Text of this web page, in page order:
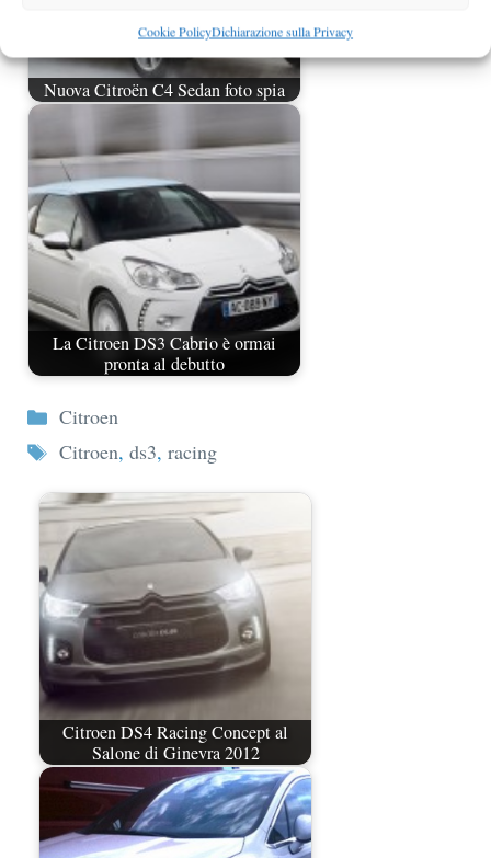
Cookie PolicyDichiarazione sulla Privacy
Nuova Citroën C4 Sedan foto spia
La Citroen DS3 Cabrio è ormai
pronta al debutto
Categorie
Citroen
Tag
Citroen, ds3, racing
Citroen DS4 Racing Concept al
Salone di Ginevra 2012